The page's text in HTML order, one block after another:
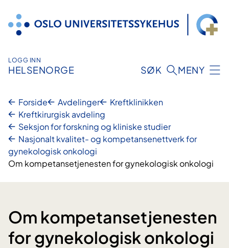
innhold
LOGG INN
HELSENORGE SØK MENY
Forside Avdelinger
Kreftklinikken
Kreftkirurgisk avdeling
Seksjon for forskning og kliniske studier
Nasjonalt kvalitet- og kompetansenettverk for
gynekologisk onkologi
Om kompetansetjenesten for gynekologisk onkologi
Om kompetansetjenesten
for gynekologisk onkologi